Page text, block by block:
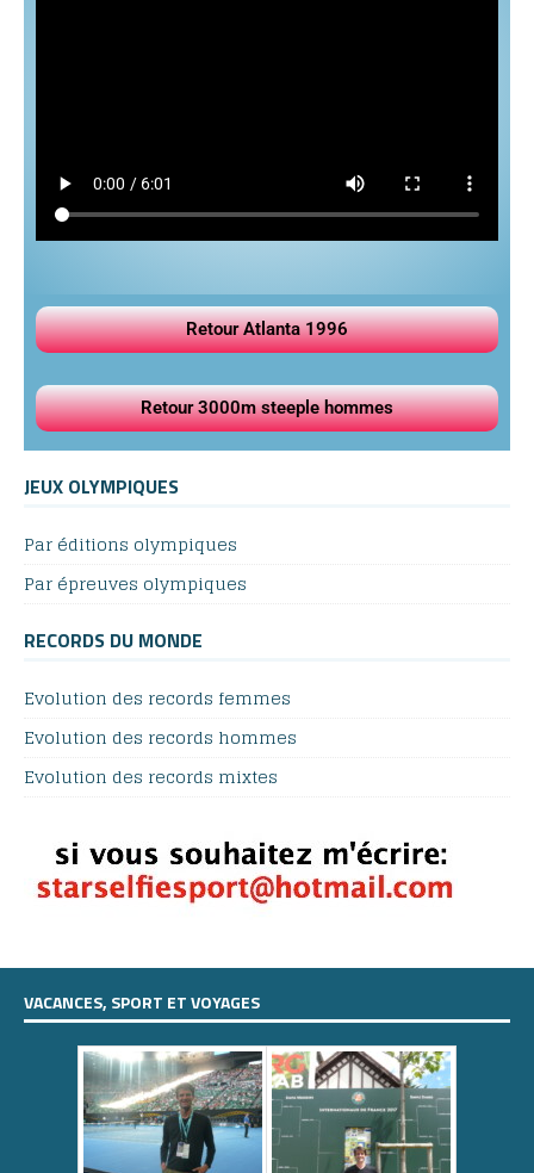
Retour Atlanta 1996
Retour 3000m steeple hommes
JEUX OLYMPIQUES
Par éditions olympiques
Par épreuves olympiques
RECORDS DU MONDE
Evolution des records femmes
Evolution des records hommes
Evolution des records mixtes
VACANCES, SPORT ET VOYAGES